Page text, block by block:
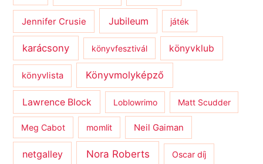
Jennifer Crusie Jubileum játék
karácsony könyvfesztivál könyvklub
könyvlista Könyvmolyképző
Lawrence Block Loblowrimo Matt Scudder
Meg Cabot momlit Neil Gaiman
netgalley Nora Roberts Oscar díj